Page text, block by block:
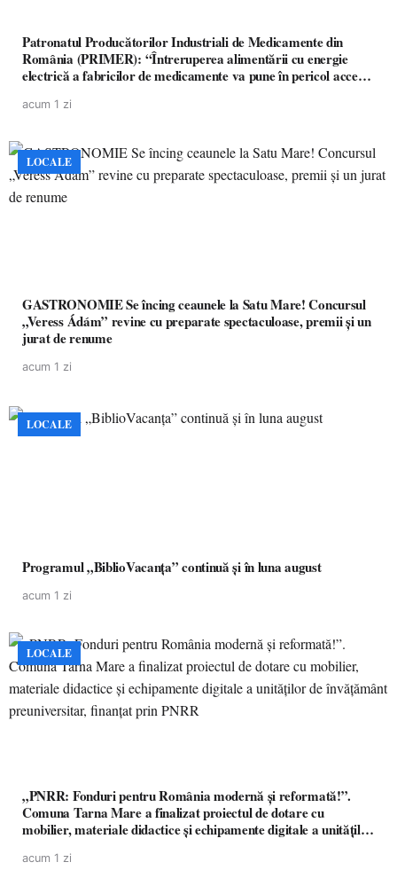
Patronatul Producătorilor Industriali de Medicamente din
România (PRIMER): “Întreruperea alimentării cu energie
electrică a fabricilor de medicamente va pune în pericol accesul
acum 1 zi
LOCALE
GASTRONOMIE Se încing ceaunele la Satu Mare! Concursul
„Veress Ádám” revine cu preparate spectaculoase, premii și un
jurat de renume
acum 1 zi
LOCALE
Programul „BiblioVacanța” continuă și în luna august
acum 1 zi
LOCALE
„PNRR: Fonduri pentru România modernă și reformată!”.
Comuna Tarna Mare a finalizat proiectul de dotare cu
mobilier, materiale didactice și echipamente digitale a unităților
acum 1 zi